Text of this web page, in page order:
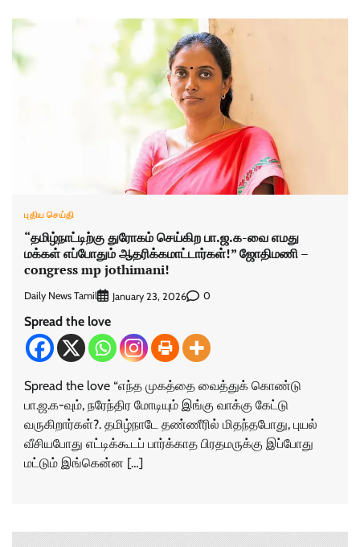
புதிய செய்தி
“தமிழ்நாட்டிற்கு துரோகம் செய்கிற பா.ஜ.க-வை எமது
மக்கள் எப்போதும் ஆதரிக்கமாட்டார்கள்!” ஜோதிமணி –
congress mp jothimani!
Daily News Tamil January 23, 2026 0
Spread the love
Spread the love “எந்த முகத்தை வைத்துக் கொண்டு
பா.ஜ.க-வும், நரேந்திர மோடியும் இங்கு வாக்கு கேட்டு
வருகிறார்கள்?. தமிழ்நாடே தண்ணீரில் மிதந்தபோது, புயல்
வீசியபோது எட்டிக்கூடப் பார்க்காத பிரதமருக்கு இப்போது
மட்டும் இங்கென்ன […]